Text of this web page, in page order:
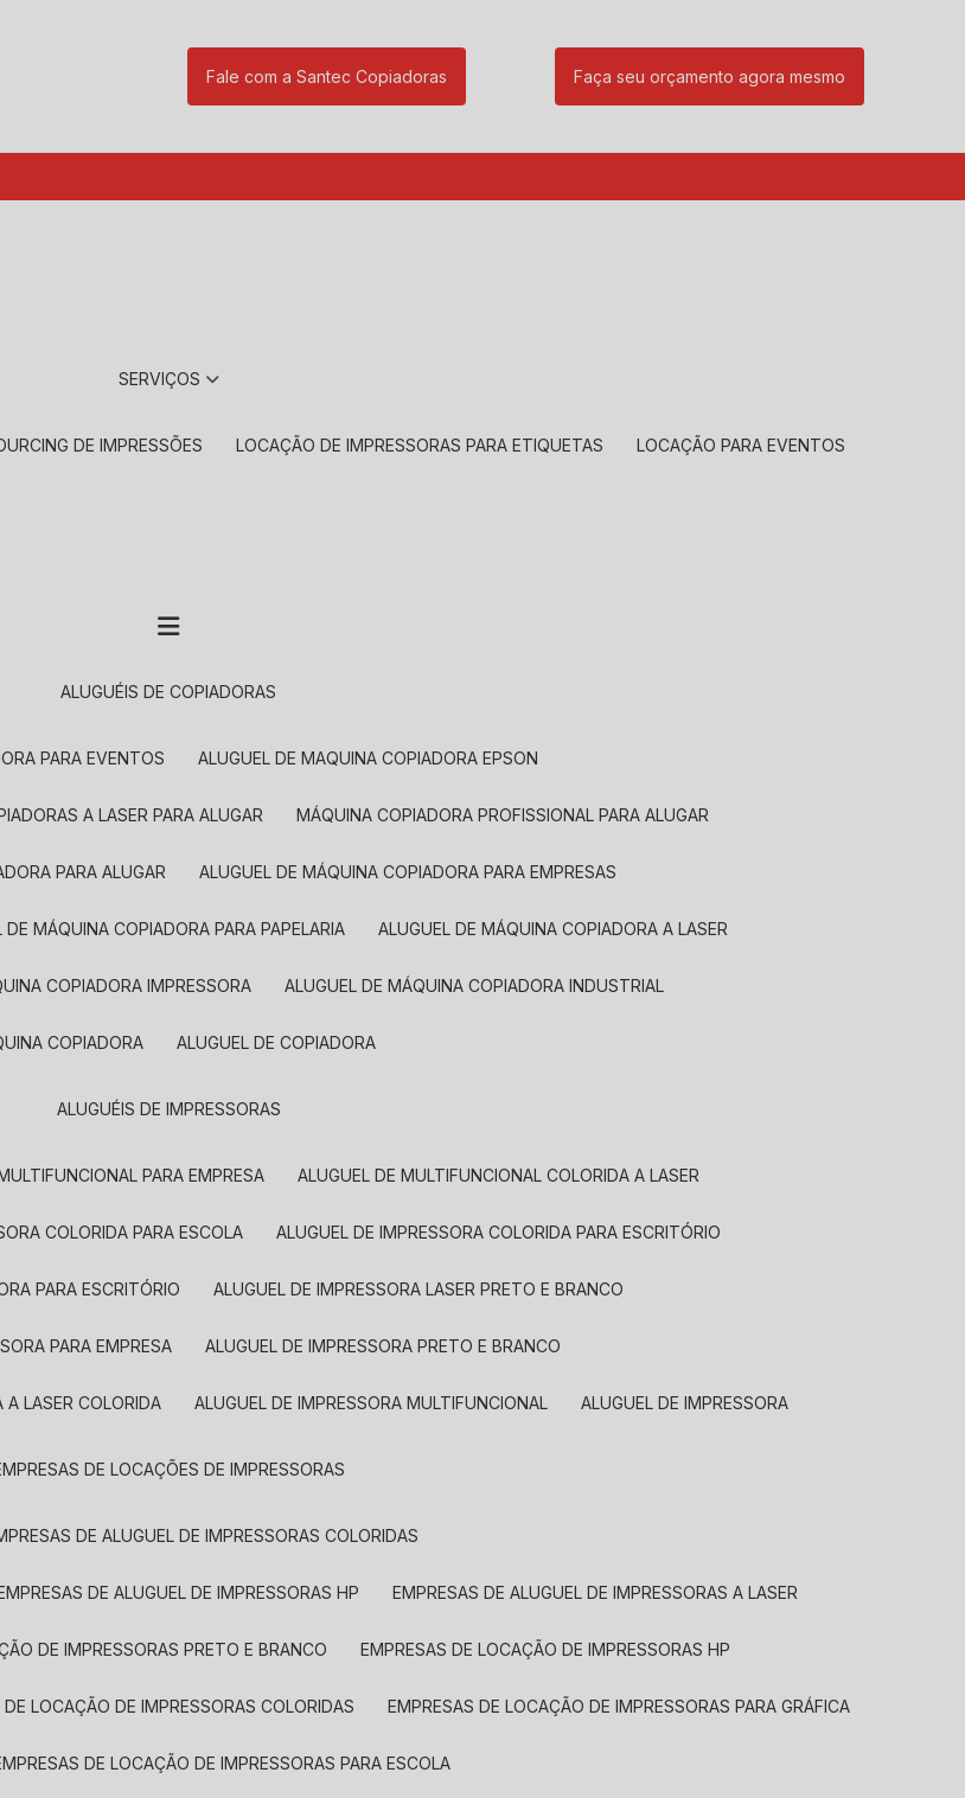
Fale com a Santec Copiadoras Faça seu orçamento agora mesmo
SERVIÇOS
DE IMPRESSÕES LOCAÇÃO DE IMPRESSORAS PARA ETIQUETAS LOCAÇÃO PARA EVENTOS
ALUGUÉIS DE COPIADORAS
PARA EVENTOS ALUGUEL DE MAQUINA COPIADORA EPSON
A LASER PARA ALUGAR MÁQUINA COPIADORA PROFISSIONAL PARA ALUGAR
PARA ALUGAR ALUGUEL DE MÁQUINA COPIADORA PARA EMPRESAS
DE MÁQUINA COPIADORA PARA PAPELARIA ALUGUEL DE MÁQUINA COPIADORA A LASER
COPIADORA IMPRESSORA ALUGUEL DE MÁQUINA COPIADORA INDUSTRIAL
COPIADORA ALUGUEL DE COPIADORA
ALUGUÉIS DE IMPRESSORAS
PARA EMPRESA ALUGUEL DE MULTIFUNCIONAL COLORIDA A LASER
COLORIDA PARA ESCOLA ALUGUEL DE IMPRESSORA COLORIDA PARA ESCRITÓRIO
PARA ESCRITÓRIO ALUGUEL DE IMPRESSORA LASER PRETO E BRANCO
PARA EMPRESA ALUGUEL DE IMPRESSORA PRETO E BRANCO
A LASER COLORIDA ALUGUEL DE IMPRESSORA MULTIFUNCIONAL ALUGUEL DE IMPRESSORA
EMPRESAS DE LOCAÇÕES DE IMPRESSORAS
DE ALUGUEL DE IMPRESSORAS COLORIDAS
EMPRESAS DE ALUGUEL DE IMPRESSORAS HP EMPRESAS DE ALUGUEL DE IMPRESSORAS A LASER
DE IMPRESSORAS PRETO E BRANCO EMPRESAS DE LOCAÇÃO DE IMPRESSORAS HP
DE LOCAÇÃO DE IMPRESSORAS COLORIDAS EMPRESAS DE LOCAÇÃO DE IMPRESSORAS PARA GRÁFICA
EMPRESAS DE LOCAÇÃO DE IMPRESSORAS PARA ESCOLA